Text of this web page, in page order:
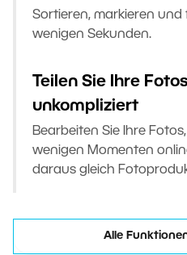
Sortieren, markieren und
wenigen Sekunden.
Teilen Sie Ihre
unkompliziert
Bearbeiten Sie Ihre
wenigen Momenten
daraus gleich
Alle